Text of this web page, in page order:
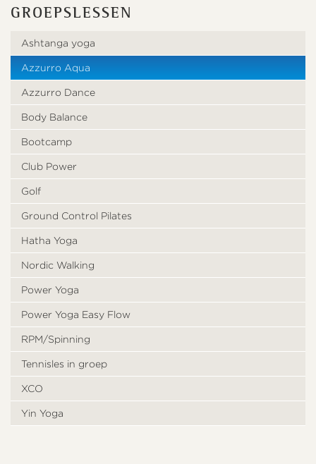
GROEPSLESSEN
Ashtanga yoga
Azzurro Aqua
Azzurro Dance
Body Balance
Bootcamp
Club Power
Golf
Ground Control Pilates
Hatha Yoga
Nordic Walking
Power Yoga
Power Yoga Easy Flow
RPM/Spinning
Tennisles in groep
XCO
Yin Yoga